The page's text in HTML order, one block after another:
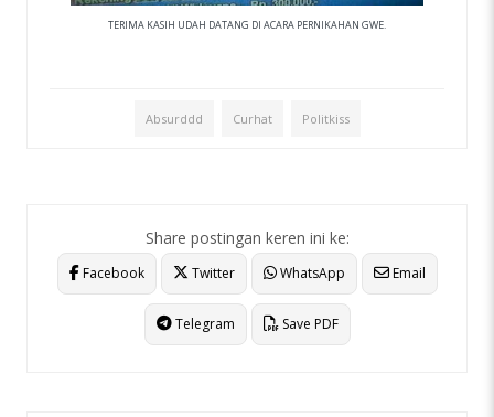
TERIMA KASIH UDAH DATANG DI ACARA PERNIKAHAN GWE.
Absurddd Curhat Politkiss
Share postingan keren ini ke:
Facebook Twitter WhatsApp Email
Telegram Save PDF